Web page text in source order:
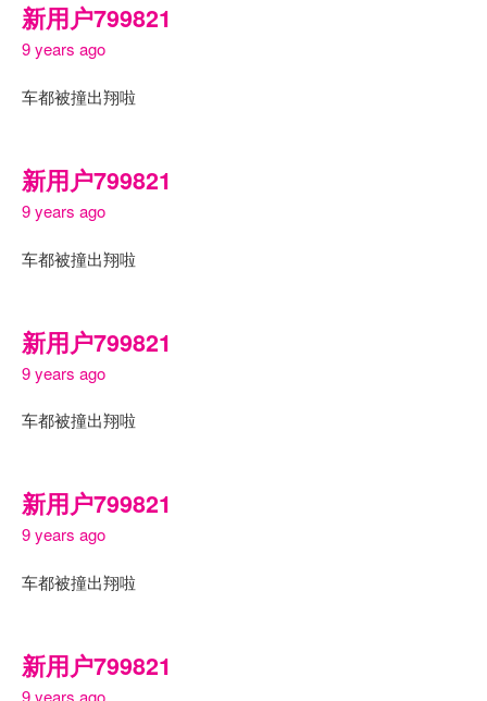
新用户799821
9 years ago
车都被撞出翔啦
新用户799821
9 years ago
车都被撞出翔啦
新用户799821
9 years ago
车都被撞出翔啦
新用户799821
9 years ago
车都被撞出翔啦
新用户799821
9 years ago